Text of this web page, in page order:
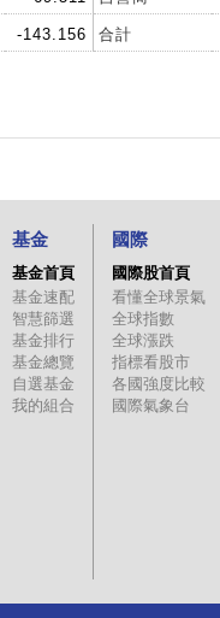
-143.156 合計
基金
基金首頁
基金速配
智慧篩選
基金排行
基金總覽
自選基金
我的組合
國際
國際股首頁
看懂全球景氣
全球指數
全球漲跌
指標看股市
各國強度比較
國際氣象台